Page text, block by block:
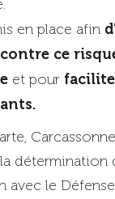
en place afin
ce
et pour
détermination
avec le